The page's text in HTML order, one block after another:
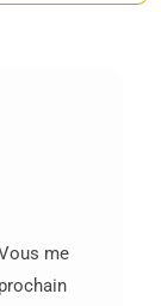
me